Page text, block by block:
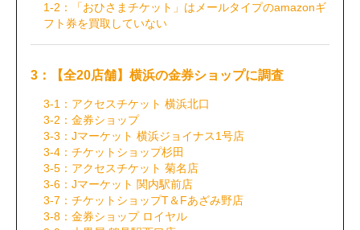
1-2：「おひさまチケット」はメールタイプのamazonギ
フト券を買取していない
3：【全20店舗】横浜の金券ショップに調査
3-1：アクセスチケット 横浜北口
3-2：金券ショップ
3-3：Jマーケット 横浜ジョイナス1号店
3-4：チケットショップ杉田
3-5：アクセスチケット 菊名店
3-6：Jマーケット 関内駅前店
3-7：チケットショップT＆Fあざみ野店
3-8：金券ショップ ロイヤル